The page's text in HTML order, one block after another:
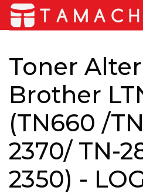
Toner
Brother
(TN660 /
2370/ TN-
2350) -